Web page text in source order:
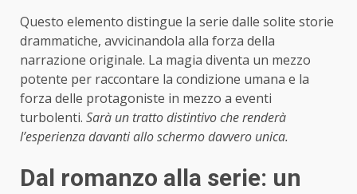
Questo elemento distingue la serie dalle solite storie
drammatiche, avvicinandola alla forza della
narrazione originale. La magia diventa un mezzo
potente per raccontare la condizione umana e la
forza delle protagoniste in mezzo a eventi
turbolenti. Sarà un tratto distintivo che renderà
l’esperienza davanti allo schermo davvero unica.
Dal romanzo alla serie: un